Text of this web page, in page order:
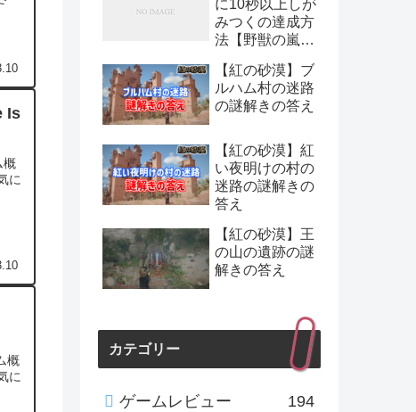
Is
概
に
概
に
に10秒以上しが
みつくの達成方
法【野獣の嵐：
【紅の砂漠】ブ
ルハム村の迷路
の謎解きの答え
【紅の砂漠】紅
い夜明けの村の
迷路の謎解きの
答え
【紅の砂漠】王
の山の遺跡の謎
解きの答え
カテゴリー
ゲームレビュー 194